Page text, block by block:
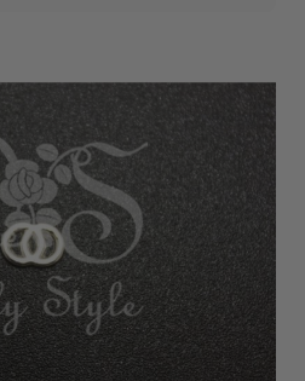
dit product op voorraad is